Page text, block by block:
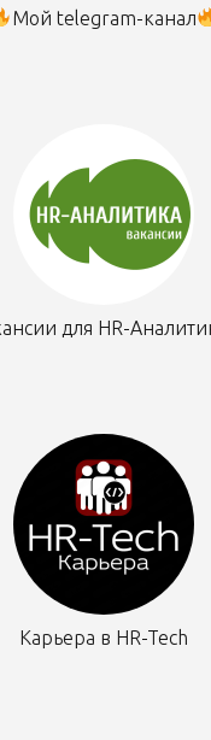
Мой telegram-канал
для HR-
Карьера в HR-Tech